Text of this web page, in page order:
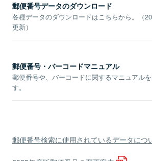
郵便番号データのダウンロード
各種データのダウンロードはこちらから。（
更新）
郵便番号・バーコードマニュアル
郵便番号や、バーコードに関するマニュアル
す。
郵便番号検索に使用されているデータにつ